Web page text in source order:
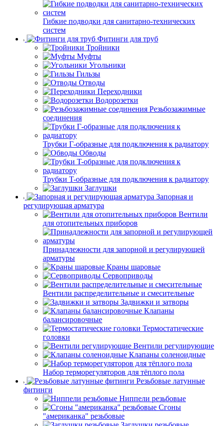
Гибкие подводки для санитарно-технических
систем
Фитинги для труб
Тройники
Муфты
Угольники
Гильзы
Отводы
Переходники
Водорозетки
Резьбозажимные
соединения
Трубки Г-образные для подключения к радиатору
Обводы
Трубки T-образные для подключения к радиатору
Заглушки
Запорная и
регулирующая арматура
Вентили
для отопительных приборов
Принадлежности для запорной и регулирующей
арматуры
Краны шаровые
Сервоприводы
Вентили распределительные и смесительные
Задвижки и затворы
Клапаны
балансировочные
Термостатические
головки
Вентили регулирующие
Клапаны соленоидные
Набор терморегуляторов для тёплого пола
Резьбовые латунные
фитинги
Ниппели резьбовые
Сгоны
"американка" резьбовые